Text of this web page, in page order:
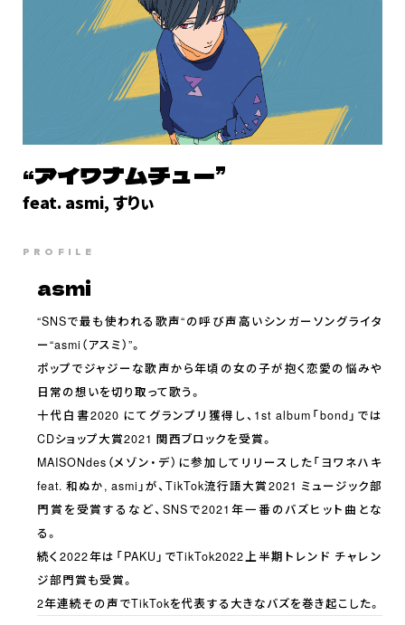
“アイワナムチュー”
feat. asmi, すりぃ
PROFILE
asmi
“SNSで最も使われる歌声“の呼び声高いシンガーソングライタ
ー“asmi（アスミ）”。
ポップでジャジーな歌声から年頃の女の子が抱く恋愛の悩みや
日常の想いを切り取って歌う。
十代白書2020 にてグランプリ獲得し、1st album「bond」では
CDショップ大賞2021 関西ブロックを受賞。
MAISONdes（メゾン・デ）に参加してリリースした「ヨワネハキ
feat. 和ぬか, asmi」が、TikTok流行語大賞2021 ミュージック部
門賞を受賞するなど、SNSで2021年一番のバズヒット曲とな
る。
続く2022年は「PAKU」でTikTok2022上半期トレンド チャレン
ジ部門賞も受賞。
2年連続その声でTikTokを代表する大きなバズを巻き起こした。